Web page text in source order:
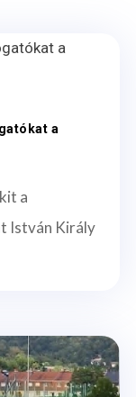
a
a
István Király